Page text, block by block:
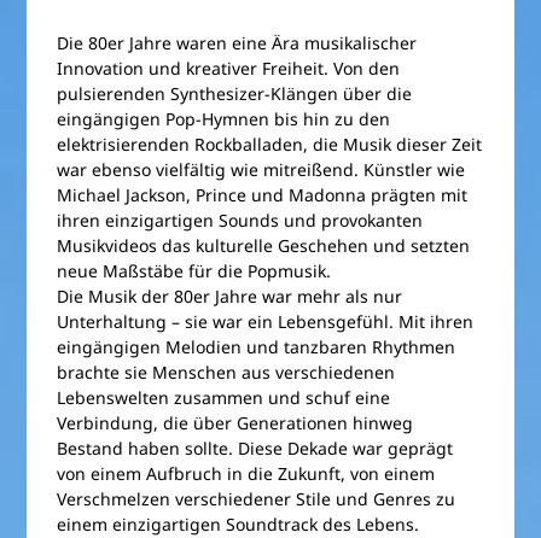
Die 80er Jahre waren eine Ära musikalischer
Innovation und kreativer Freiheit. Von den
pulsierenden Synthesizer-Klängen über die
eingängigen Pop-Hymnen bis hin zu den
elektrisierenden Rockballaden, die Musik dieser Zeit
war ebenso vielfältig wie mitreißend. Künstler wie
Michael Jackson, Prince und Madonna prägten mit
ihren einzigartigen Sounds und provokanten
Musikvideos das kulturelle Geschehen und setzten
neue Maßstäbe für die Popmusik.
Die Musik der 80er Jahre war mehr als nur
Unterhaltung – sie war ein Lebensgefühl. Mit ihren
eingängigen Melodien und tanzbaren Rhythmen
brachte sie Menschen aus verschiedenen
Lebenswelten zusammen und schuf eine
Verbindung, die über Generationen hinweg
Bestand haben sollte. Diese Dekade war geprägt
von einem Aufbruch in die Zukunft, von einem
Verschmelzen verschiedener Stile und Genres zu
einem einzigartigen Soundtrack des Lebens.